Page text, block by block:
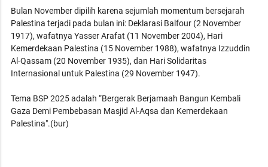
Bulan November dipilih karena sejumlah momentum bersejarah
Palestina terjadi pada bulan ini: Deklarasi Balfour (2 November
1917), wafatnya Yasser Arafat (11 November 2004), Hari
Kemerdekaan Palestina (15 November 1988), wafatnya Izzuddin
Al-Qassam (20 November 1935), dan Hari Solidaritas
Internasional untuk Palestina (29 November 1947).
Tema BSP 2025 adalah “Bergerak Berjamaah Bangun Kembali
Gaza Demi Pembebasan Masjid Al-Aqsa dan Kemerdekaan
Palestina".(bur)